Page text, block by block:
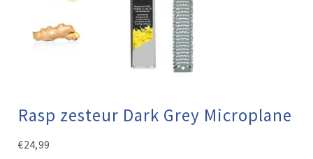
Rasp zesteur Dark Grey Microplane
€24,99